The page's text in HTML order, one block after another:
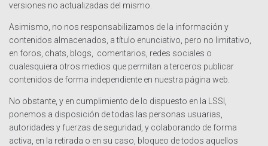
versiones no actualizadas del mismo.
Asimismo, no nos responsabilizamos de la información y
contenidos almacenados, a título enunciativo, pero no limitativo,
en foros, chats, blogs, comentarios, redes sociales o
cualesquiera otros medios que permitan a terceros publicar
contenidos de forma independiente en nuestra página web.
No obstante, y en cumplimiento de lo dispuesto en la LSSI,
ponemos a disposición de todas las personas usuarias,
autoridades y fuerzas de seguridad, y colaborando de forma
activa, en la retirada o en su caso, bloqueo de todos aquellos